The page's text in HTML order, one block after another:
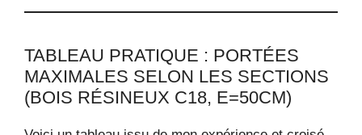
TABLEAU PRATIQUE : PORTÉES
MAXIMALES SELON LES SECTIONS
(BOIS RÉSINEUX C18, E=50CM)